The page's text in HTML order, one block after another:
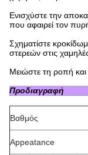
Ενισχύστε την
που αφαιρεί τον
Σχηματίστε
στερεών στις
Μειώστε τη ροπή και
Βαθμός
Appeatance